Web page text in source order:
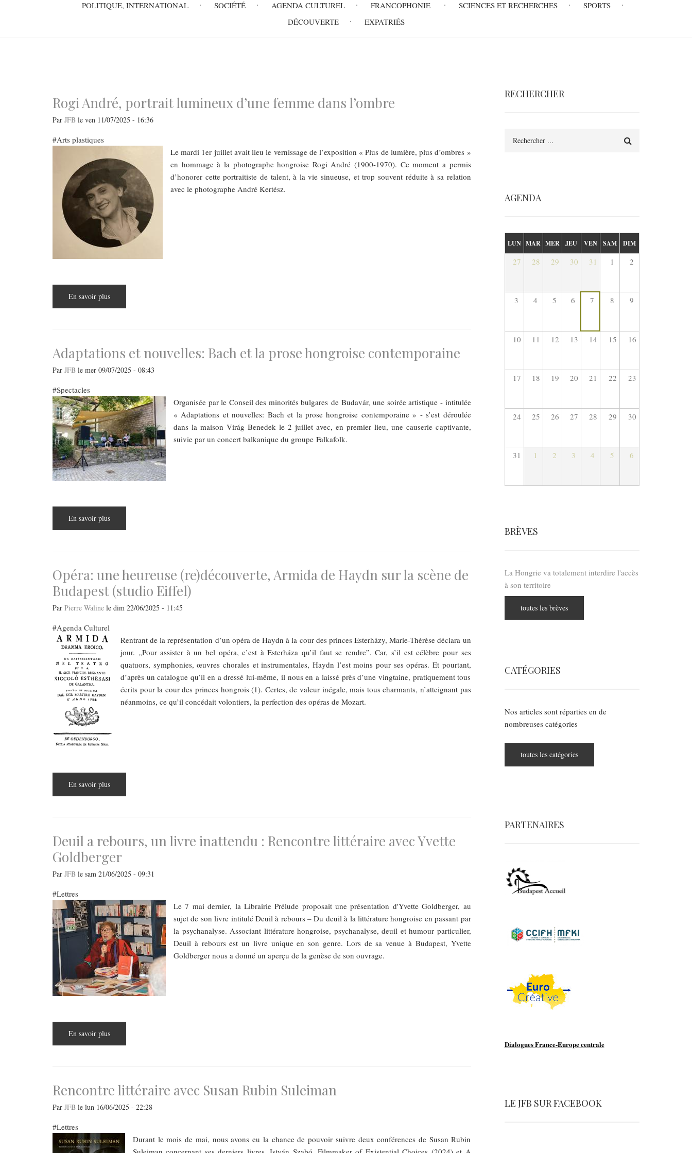
MainPOLITIQUE, INTERNATIONAL SOCIÉTÉ AGENDA CULTUREL FRANCOPHONIE SCIENCES ET RECHERCHES
SPORTS
DÉCOUVERTE
EXPATRIÉS
Rogi André, portrait lumineux d’une femme dans l’ombre
Par JFB le ven 11/07/2025 - 16:36
Arts plastiques
Le mardi 1er juillet avait lieu le vernissage de l’exposition « Plus de lumière, plus d’ombres »
en hommage à la photographe hongroise Rogi André (1900-1970). Ce moment a permis
d’honorer cette portraitiste de talent, à la vie sinueuse, et trop souvent réduite à sa relation
avec le photographe André Kertész.
En savoir plus
André,
l’ombre
Adaptations et nouvelles: Bach et la prose hongroise contemporaine
Par JFB le mer 09/07/2025 - 08:43
Spectacles
Organisée par le Conseil des minorités bulgares de Budavár, une soirée artistique - intitulée
« Adaptations et nouvelles: Bach et la prose hongroise contemporaine » - s’est déroulée
dans la maison Virág Benedek le 2 juillet avec, en premier lieu, une causerie captivante,
suivie par un concert balkanique du groupe Falkafolk.
En savoir plus
et
prose
hongroise
contemporaine
Opéra: une heureuse (re)découverte, Armida de Haydn sur la scène de
Budapest (studio Eiffel)
Par Pierre Waline le dim 22/06/2025 - 11:45
Agenda Culturel
Rentrant de la représentation d’un opéra de Haydn à la cour des princes Esterházy, Marie-Thérèse déclara un
jour. „Pour assister à un bel opéra, c’est à Esterháza qu’il faut se rendre”. Car, s’il est célèbre pour ses
quatuors, symphonies, œuvres chorales et instrumentales, Haydn l’est moins pour ses opéras. Et pourtant,
d’après un catalogue qu’il en a dressé lui-même, il nous en a laissé près d’une vingtaine, pratiquement tous
écrits pour la cour des princes hongrois (1). Certes, de valeur inégale, mais tous charmants, n’atteignant pas
néanmoins, ce qu’il concédait volontiers, la perfection des opéras de Mozart.
En savoir plus
une
Haydn
sur
la
scène
de
Budapest
(studio
Deuil a rebours, un livre inattendu : Rencontre littéraire avec Yvette
Goldberger
Par JFB le sam 21/06/2025 - 09:31
Lettres
Le 7 mai dernier, la Librairie Prélude proposait une présentation d'Yvette Goldberger, au
sujet de son livre intitulé Deuil à rebours – Du deuil à la littérature hongroise en passant par
la psychanalyse. Associant littérature hongroise, psychanalyse, deuil et humour particulier,
Deuil à rebours est un livre unique en son genre. Lors de sa venue à Budapest, Yvette
Goldberger nous a donné un aperçu de la genèse de son ouvrage.
En savoir plus
a
Rencontre
littéraire
avec
Yvette
Rencontre littéraire avec Susan Rubin Suleiman
Par JFB le lun 16/06/2025 - 22:28
Lettres
Durant le mois de mai, nous avons eu la chance de pouvoir suivre deux conférences de Susan Rubin
RECHERCHER
AGENDA
LUN MAR MER JEU VEN SAM DIM
27 28 29 30 31 1 2
3 4 5 6 7 8 9
10 11 12 13 14 15 16
17 18 19 20 21 22 23
24 25 26 27 28 29 30
31 1 2 3 4 5 6
BRÈVES
La Hongrie va totalement interdire l'accès
à son territoire
toutes les brèves
CATÉGORIES
Nos articles sont réparties en de
nombreuses catégories
toutes les catégories
PARTENAIRES
Dialogues France-Europe centrale
LE JFB SUR FACEBOOK